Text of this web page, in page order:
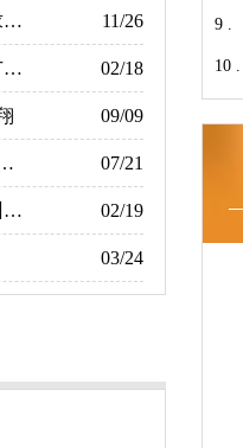
11/26
02/18
09/09
07/21
02/19
03/24
9 .
10 .